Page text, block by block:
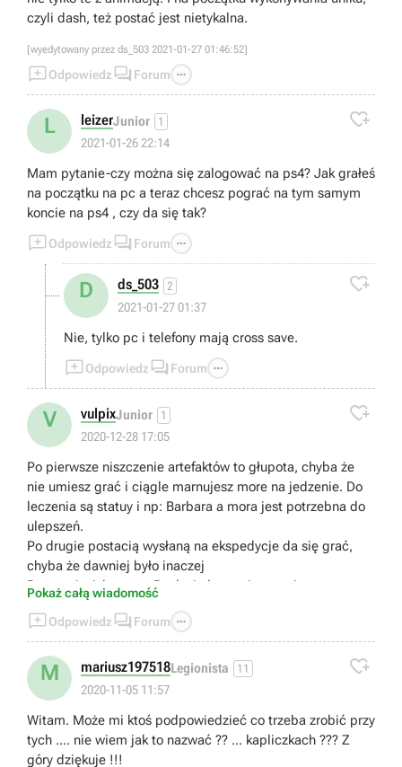
czyli dash, też postać jest nietykalna.
[wyedytowany przez ds_503 2021-01-27 01:46:52]
Odpowiedz  Forum 
L leizerJunior 1
2021-01-26 22:14

Mam pytanie-czy można się zalogować na ps4? Jak grałeś
na początku na pc a teraz chcesz pograć na tym samym
koncie na ps4 , czy da się tak?
Odpowiedz  Forum 
D ds_503 2
2021-01-27 01:37

Nie, tylko pc i telefony mają cross save.
Odpowiedz  Forum 
V vulpixJunior 1
2020-12-28 17:05

Po pierwsze niszczenie artefaktów to głupota, chyba że
nie umiesz grać i ciągle marnujesz more na jedzenie. Do
leczenia są statuy i np: Barbara a mora jest potrzebna do
ulepszeń.
Po drugie postacią wysłaną na ekspedycje da się grać,
chyba że dawniej było inaczej
Po trzecie Adventure Rank nie łączy się z poziomem, to
dlaczego ciągle wyskakuje mi abym podniósł Adventure
Rank abym mógł podnieść poziom broni,postaci itd
Po czwarte w Spiral Abyss da się leczyć jedzeniem
Po piąte na stronie z Shrines of Depths podobno jest
napisane gdzie je znaleźć ???
Po szóste Ulepszanie postaci, Jeśli gracze F2P nie
potrafią grać to tak, powinni ulepszać max 2 postacie, Bo
ja jakoś do 30 Adventure rank nie ulepszałem w ogóle
artefaktów, talentów po czym gdy uznałem że jest ciężko
Pokaż całą wiadomość
Odpowiedz  Forum 
M mariusz197518Legionista 11
2020-11-05 11:57

Witam. Może mi ktoś podpowiedzieć co trzeba zrobić przy
tych .... nie wiem jak to nazwać ?? ... kapliczkach ??? Z
góry dziękuje !!!